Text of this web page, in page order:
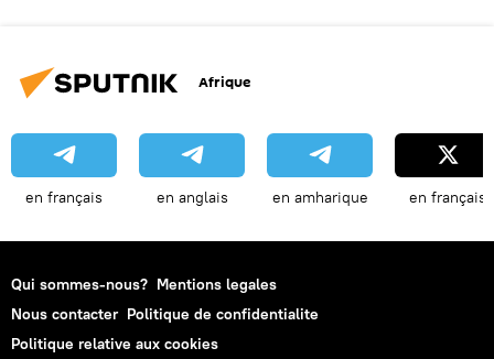
Afrique
en français en anglais en amharique en français
Qui sommes-nous? Mentions legales
Nous contacter Politique de confidentialite
Politique relative aux cookies